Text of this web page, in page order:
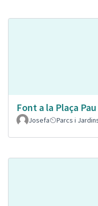
Font a la Plaça
Josefa
Parcs i